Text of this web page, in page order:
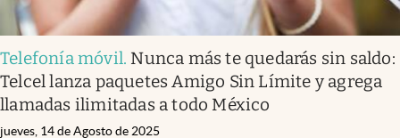
Telefonía móvil. Nunca más te quedarás sin saldo:
Telcel lanza paquetes Amigo Sin Límite y agrega
llamadas ilimitadas a todo México
jueves, 14 de Agosto de 2025